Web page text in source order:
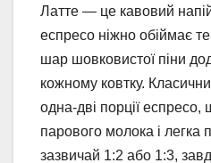
Латте — це кавовий
еспресо ніжно обіймає
шар шовковистої піни
кожному ковтку.
одна-дві порції еспресо,
парового молока і легка
зазвичай 1:2 або 1:3,